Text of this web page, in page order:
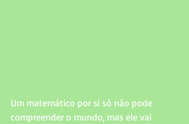
Um matemático por si só não pode
compreender o mundo, mas ele vai